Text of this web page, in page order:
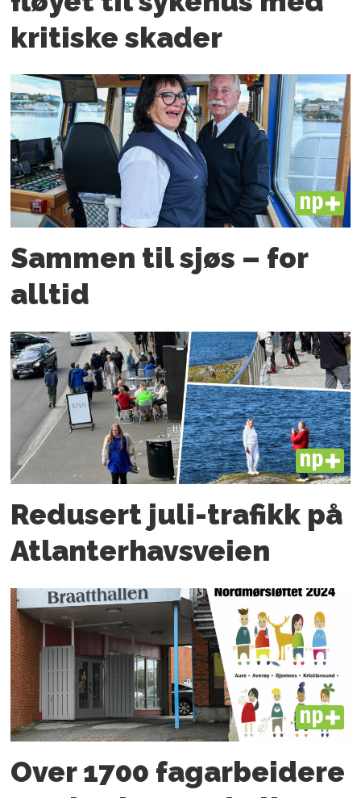
kritiske skader
PLUS
Sammen til sjøs – for
alltid
PLUS
Redusert juli-trafikk på
Atlanter­havsveien
PLUS
Over 1700 fagarbeidere